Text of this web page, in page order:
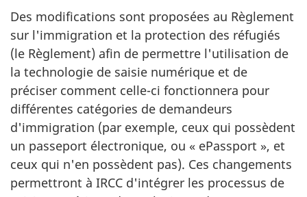
Des modifications sont proposées au Règlement
sur l'immigration et la protection des réfugiés
(le Règlement) afin de permettre l'utilisation de
la technologie de saisie numérique et de
préciser comment celle-ci fonctionnera pour
différentes catégories de demandeurs
d'immigration (par exemple, ceux qui possèdent
un passeport électronique, ou « ePassport », et
ceux qui n'en possèdent pas). Ces changements
permettront à IRCC d'intégrer les processus de